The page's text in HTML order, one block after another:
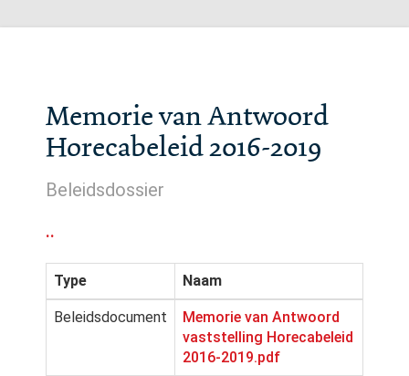
Memorie van Antwoord
Horecabeleid 2016-2019
Beleidsdossier
..
Type Naam
Beleidsdocument
Memorie van Antwoord
vaststelling Horecabeleid
2016-2019.pdf